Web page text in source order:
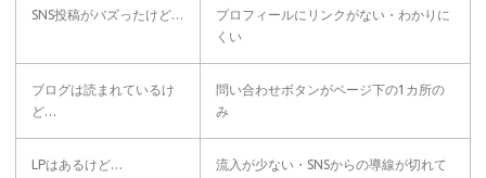
SNS投稿がバズったけど…
プロフィールにリンクがない・わかりに
くい
ブログは読まれているけ
ど…
問い合わせボタンがページ下の1カ所の
み
LPはあるけど…
流入が少ない・SNSからの導線が切れて